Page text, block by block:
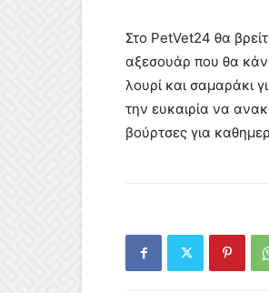
Στο PetVet24 θα
αξεσουάρ που θα
λουρί και σαμαράκι
την ευκαιρία να
βούρτσες για